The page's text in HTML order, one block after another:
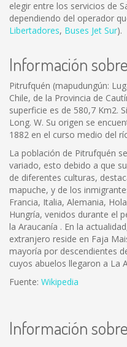
elegir entre los servicios de
dependiendo del operador
Libertadores, Buses Jet Sur).
Información
Pitrufquén (mapudungún:
Chile, de la Provincia de
superficie es de 580,7 Km2.
Long. W. Su origen se
1882 en el curso medio del
La población de Pitrufquén
variado, esto debido a que
de diferentes culturas,
mapuche, y de los
Francia, Italia, Alemania,
Hungría, venidos durante el
la Araucanía . En la
extranjero reside en Faja
mayoría por descendientes
cuyos abuelos llegaron a La
Fuente: Wikipedia
Información